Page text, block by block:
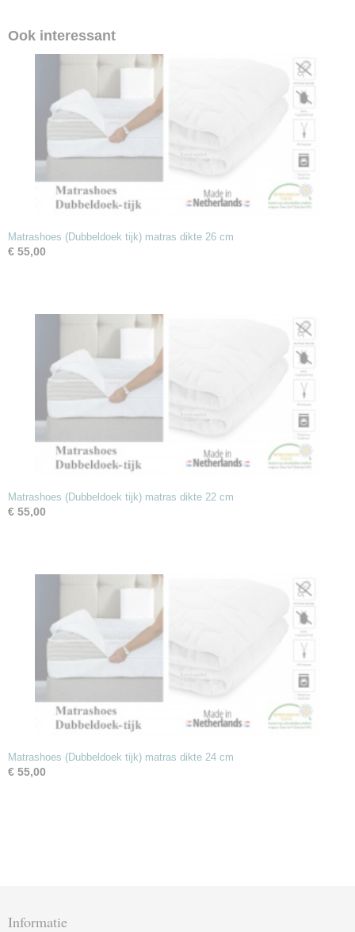
Ook interessant
Matrashoes (Dubbeldoek tijk) matras dikte 26 cm
€ 55,00
Matrashoes (Dubbeldoek tijk) matras dikte 22 cm
€ 55,00
Matrashoes (Dubbeldoek tijk) matras dikte 24 cm
€ 55,00
Informatie